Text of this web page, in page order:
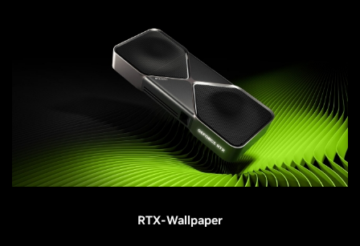
RTX-Wallpaper